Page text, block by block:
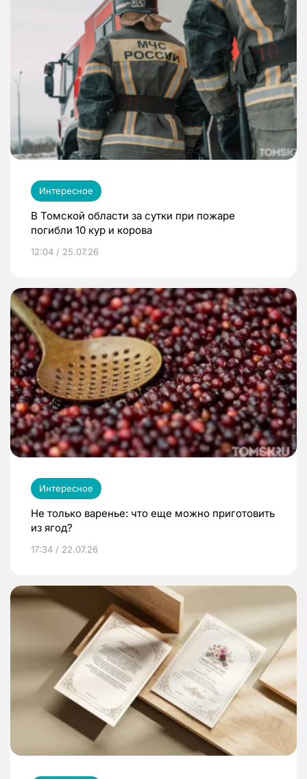
Интересное
В Томской области за сутки при пожаре
погибли 10 кур и корова
12:04 / 25.07.26
Интересное
Не только варенье: что еще можно приготовить
из ягод?
17:34 / 22.07.26